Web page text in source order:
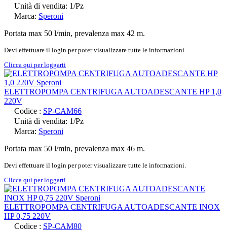
Unità di vendita: 1/Pz
Marca: Speroni
Portata max 50 l/min, prevalenza max 42 m.
Devi effettuare il login per poter visualizzare tutte le informazioni.
Clicca qui per loggarti
ELETTROPOMPA CENTRIFUGA AUTOADESCANTE HP 1,0
220V
Codice : SP-CAM66
Unità di vendita: 1/Pz
Marca: Speroni
Portata max 50 l/min, prevalenza max 46 m.
Devi effettuare il login per poter visualizzare tutte le informazioni.
Clicca qui per loggarti
ELETTROPOMPA CENTRIFUGA AUTOADESCANTE INOX
HP 0,75 220V
Codice : SP-CAM80